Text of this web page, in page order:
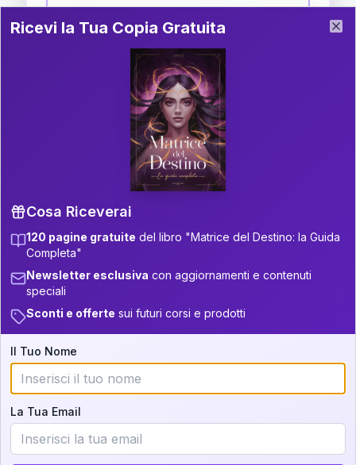
Guida completa di Coppia
Il libro è in fase di scrittura. Iscriviti alla newsletter
per ricevere aggiornamenti!
P.S. Interpretazione parziale
gratuita
Scorri più in basso per vedere
un'interpretazione parziale gratuita della tua
Iscriviti alla newsletter per ricevere
aggiornamenti quando sarà disponibile.
Cosa scoprirete nella vostra
interpretazione:
💕 Come rafforzare la vostra unione
Ricevi la Tua Copia Gratuita del Libro
Ricevi la Tua Copia Gratuita
Cosa Riceverai
120 pagine gratuite del libro "Matrice del Destino: la Guida
Completa"
Newsletter esclusiva con aggiornamenti e contenuti
speciali
Sconti e offerte sui futuri corsi e prodotti
Il Tuo Nome
La Tua Email